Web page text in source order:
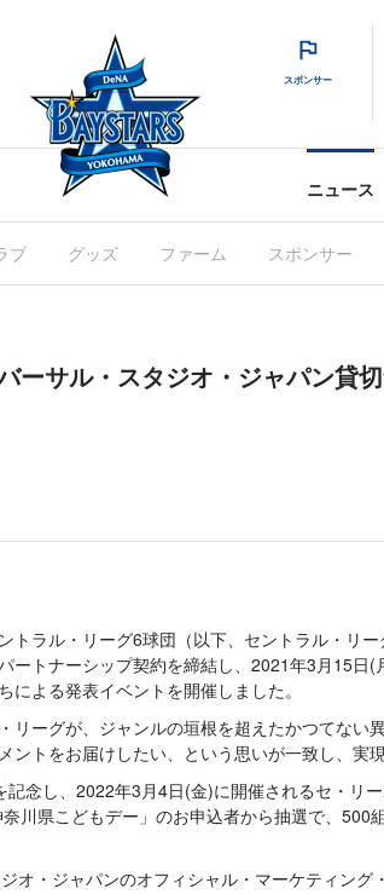
スポンサー
ニュース
ブ グッズ ファーム スポンサー
サル・スタジオ・ジャパン貸切
トラル・リーグ6球団（以下、セントラル・リ
ートナーシップ契約を締結し、2021年3月15日(
による発表イベントを開催しました。
ーグが、ジャンルの垣根を超えたかつてない
トをお届けしたい、という思いが一致し、実現
記念し、2022年3月4日(金)に開催されるセ・
川県こどもデー」のお申込者から抽選で、500
オ・ジャパンのオフィシャル・マーケティング